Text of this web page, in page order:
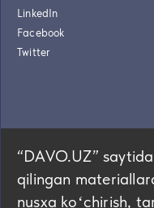
LinkedIn
Facebook
Twitter
“DAVO.UZ” saytida
qilingan
nusxa koʻchirish,